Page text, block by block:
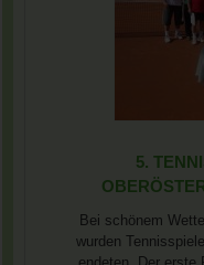
5.
Bei schönem
wurden